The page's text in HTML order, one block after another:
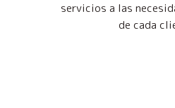
servicios a las
de cada